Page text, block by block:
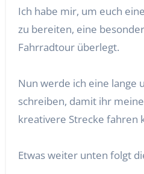
Ich habe mir, um euch
zu bereiten, eine
Fahrradtour überlegt.
Nun werde ich eine lange
schreiben, damit ihr
kreativere Strecke fahren
Etwas weiter unten folgt